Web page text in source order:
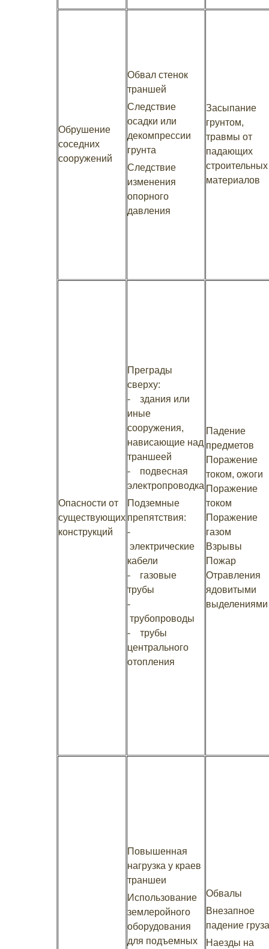
Обрушение
соседних
сооружений
Обвал стенок
траншей
Следствие
осадки или
декомпрессии
грунта
Следствие
изменения
опорного
давления
Засыпание
грунтом,
травмы от
падающих
строительных
материалов
Опасности от
существующих
конструкций
Преграды
сверху:
- здания или
иные
сооружения,
нависающие над
траншеей
- подвесная
электропроводка
Подземные
препятствия:
-
электрические
кабели
- газовые
трубы
-
трубопроводы
- трубы
центрального
отопления
Падение
предметов
Поражение
током, ожоги
Поражение
током
Поражение
газом
Взрывы
Пожар
Отравления
ядовитыми
Повышенная
нагрузка у краев
траншеи
Использование
землеройного
оборудования
для подъемных
Обвалы
Внезапное
падение груза
Наезды на